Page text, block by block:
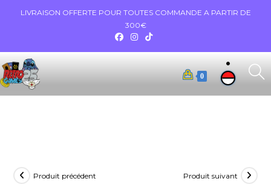
LIVRAISON OFFERTE POUR TOUTES COMMANDE A PARTIR DE
300€
0
Produit précédent Produit suivant